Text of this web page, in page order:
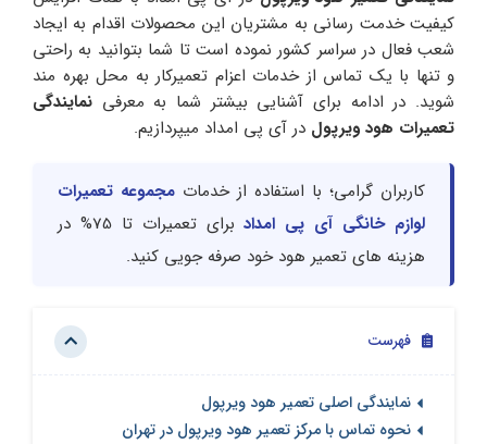
کیفیت خدمت رسانی به مشتریان این محصولات اقدام به ایجاد
شعب فعال در سراسر کشور نموده است تا شما بتوانید به راحتی
و تنها با یک تماس از خدمات اعزام تعمیرکار به محل بهره مند
شوید. در ادامه برای آشنایی بیشتر شما به معرفی نمایندگی
تعمیرات هود ویرپول در آی پی امداد میپردازیم.
کاربران گرامی؛ با استفاده از خدمات مجموعه تعمیرات
لوازم خانگی آی پی امداد
برای تعمیرات تا 75% در
هزینه های تعمیر هود خود صرفه جویی کنید.
فهرست
نمایندگی اصلی تعمیر هود ویرپول
نحوه تماس با مرکز تعمیر هود ویرپول در تهران